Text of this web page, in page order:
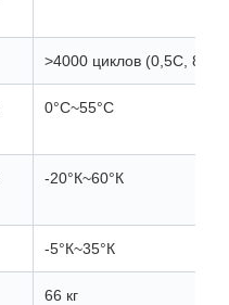
>4000 циклов (0,5C, 80%
0°С~55°С
-20°К~60°К
-5°К~35°К
66 кг